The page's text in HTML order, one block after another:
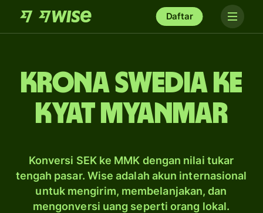
Daftar
krona Swedia ke
kyat Myanmar
Konversi SEK ke MMK dengan nilai tukar
tengah pasar. Wise adalah akun internasional
untuk mengirim, membelanjakan, dan
mengonversi uang seperti orang lokal.